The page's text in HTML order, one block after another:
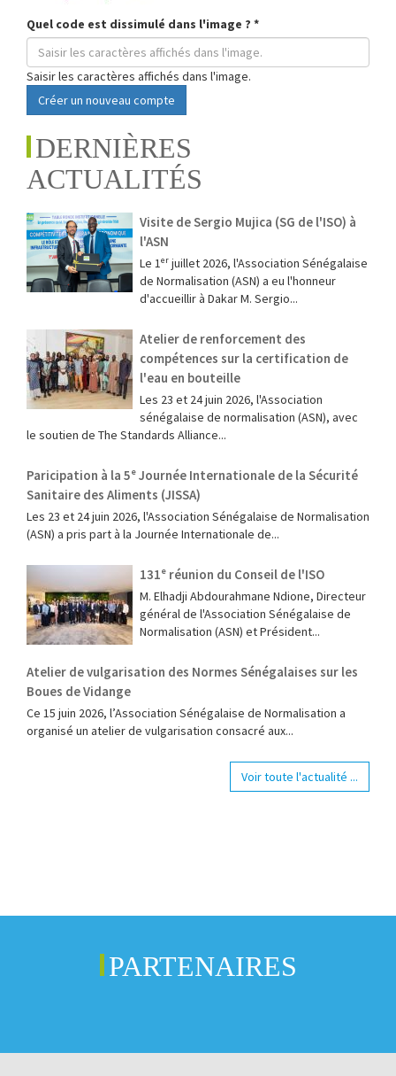
Quel code est dissimulé dans l'image ? *
Saisir les caractères affichés dans l'image.
Créer un nouveau compte
DERNIÈRES
ACTUALITÉS
Visite de Sergio Mujica (SG de l'ISO) à
l'ASN
Le 1ᵉʳ juillet 2026, l'Association Sénégalaise
de Normalisation (ASN) a eu l'honneur
d'accueillir à Dakar M. Sergio...
Atelier de renforcement des
compétences sur la certification de
l'eau en bouteille
Les 23 et 24 juin 2026, l'Association
sénégalaise de normalisation (ASN), avec
le soutien de The Standards Alliance...
Paricipation à la 5ᵉ Journée Internationale de la Sécurité
Sanitaire des Aliments (JISSA)
‎Les 23 et 24 juin 2026, l'Association Sénégalaise de Normalisation
(ASN) a pris part à la Journée Internationale de...
131ᵉ réunion du Conseil de l'ISO
M. Elhadji Abdourahmane Ndione, Directeur
général de l'Association Sénégalaise de
Normalisation (ASN) et Président...
Atelier de vulgarisation des Normes Sénégalaises sur les
Boues de Vidange
Ce 15 juin 2026, l’Association Sénégalaise de Normalisation a
organisé un atelier de vulgarisation consacré aux...
Voir toute l'actualité ...
PARTENAIRES